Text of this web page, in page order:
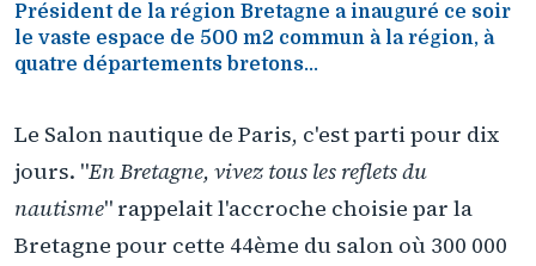
Président de la région Bretagne a inauguré ce soir
le vaste espace de 500 m2 commun à la région, à
quatre départements bretons...
Le Salon nautique de Paris, c'est parti pour dix
jours. "En Bretagne, vivez tous les reflets du
nautisme" rappelait l'accroche choisie par la
Bretagne pour cette 44ème du salon où 300 000